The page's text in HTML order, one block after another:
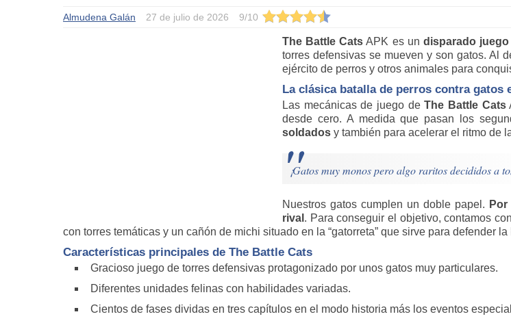
Almudena Galán 27 de julio de 2026 9/10
The Battle Cats APK es un disparado
torres defensivas se mueven y son gatos. Al
ejército de perros y otros animales para
La clásica batalla de perros contra gatos
Las mecánicas de juego deThe Battle Cats
desde cero. A medida que pasan los
soldados y también para acelerar el ritmo de
¡Gatos muy monos pero algo raritos decididos a
Nuestros gatos cumplen un doble papel.
rival . Para conseguir el objetivo, contamos
con torres temáticas y un cañón de michi situado en la “gatorreta” que sirve para defender
Características principales de The Battle Cats
Gracioso juego de torres defensivas protagonizado por unos gatos muy particulares.
Diferentes unidades felinas con habilidades variadas.
Cientos de fases dividas en tres capítulos en el modo historia más los eventos